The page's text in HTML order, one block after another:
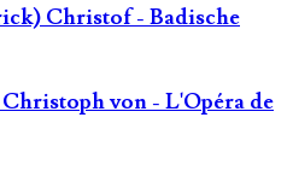
Christof - Badische
von - L'Opéra de